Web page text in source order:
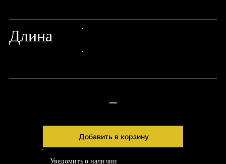
Длина
—
Добавить в корзину
Уведомить о наличии